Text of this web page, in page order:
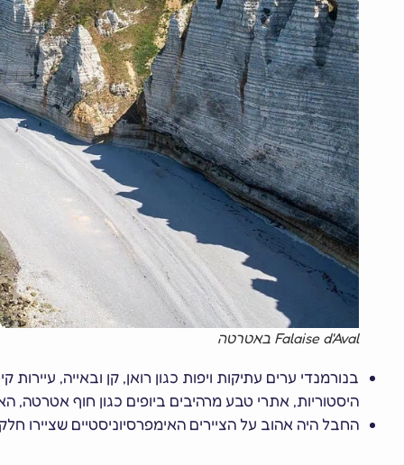
Falaise d'Aval באטרטה
בנורמנדי ערים עתיקות ויפות כגון רואן, קן ובאייה,
היסטוריות, אתרי טבע מרהיבים ביופים כגון חוף אטרטה,
החבל היה אהוב על הציירים האימפרסיוניסטיים שציירו חלק